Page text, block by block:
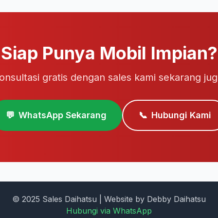
Siap Punya Mobil Impian?
gratis dengan sales kami sekarang
💬 WhatsApp Sekarang 📞 Hubungi Kami
© 2025 Sales Daihatsu | Website by Debby Daihatsu
Hubungi via WhatsApp